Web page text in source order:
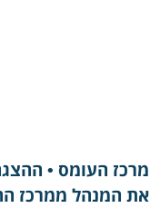
מרכז העומס •
את המנהל ממרכז